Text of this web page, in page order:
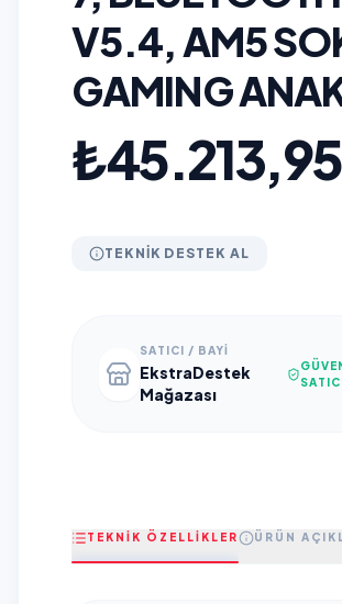
V5.4, AM5
GAMING
₺45.213,95
TEKNIK DESTEK AL
SATICI / BAYI
EkstraDestek
Mağazası
TEKNİK ÖZELLİKLER ÜRÜN